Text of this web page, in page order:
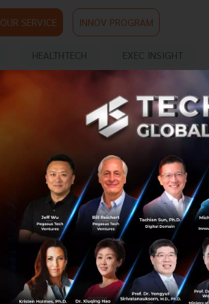
OUR SERVICE INNOV PROGRAM
HEALTHTECH EXEC INSIGHT
JD.com ประกาศจ่ายค่าแ
ดิจิทัล’
JD.com ยักษ์ใหญ่อีคอมเมิร์ซ
พนักงานด้วย ‘หยวนดิจิทัล’...
เมษายน 27, 2021| By
10
News Yuan china JD.com